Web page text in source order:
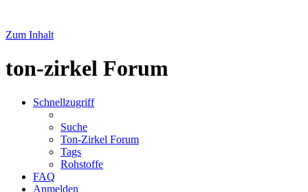
Zum Inhalt
ton-zirkel Forum
Schnellzugriff
Suche
Ton-Zirkel Forum
Tags
Rohstoffe
FAQ
Anmelden